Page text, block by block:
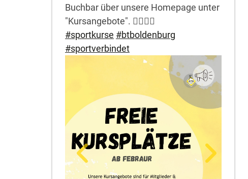
Buchbar über unsere Homepage unter
"Kursangebote". 🏋️‍♂️🧘‍♀️
#sportkurse #btboldenburg
#sportverbindet